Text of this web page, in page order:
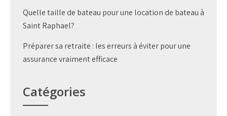
Quelle taille de bateau pour une location de bateau à
Saint Raphael?
Préparer sa retraite : les erreurs à éviter pour une
assurance vraiment efficace
Catégories